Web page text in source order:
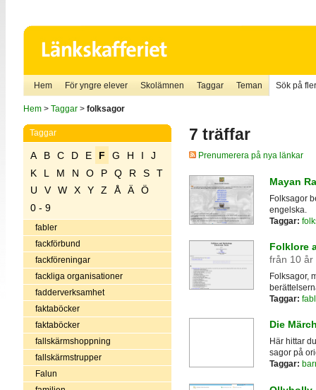
Hem För yngre elever Skolämnen Taggar Teman Sök på
Hem> Taggar> folksagor
Taggar
A B C D E F G H I
J
K
L M N O P Q R S
T
U
V W X Y Z Å Ä
Ö
0 - 9
fabler
fackförbund
fackföreningar
fackliga organisationer
fadderverksamhet
faktaböcker
faktaböcker
fallskärmshoppning
fallskärmstrupper
Falun
7 träffar
Prenumerera på nya länkar
Mayan
Folksagor
engelska.
Taggar:
Folklore
från 10 år
Folksagor,
Taggar:
Die
Här hittar
sagor på
Taggar: